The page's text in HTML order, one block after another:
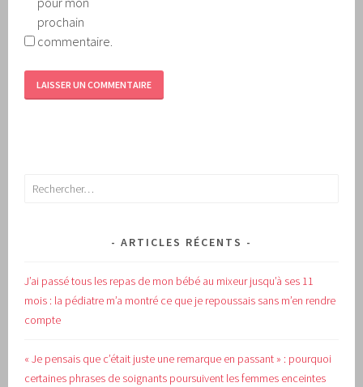
prochain
commentaire.
Rechercher :
ARTICLES RÉCENTS
J’ai passé tous les repas de mon bébé au mixeur jusqu’à ses 11
mois : la pédiatre m’a montré ce que je repoussais sans m’en rendre
compte
« Je pensais que c’était juste une remarque en passant » : pourquoi
certaines phrases de soignants poursuivent les femmes enceintes